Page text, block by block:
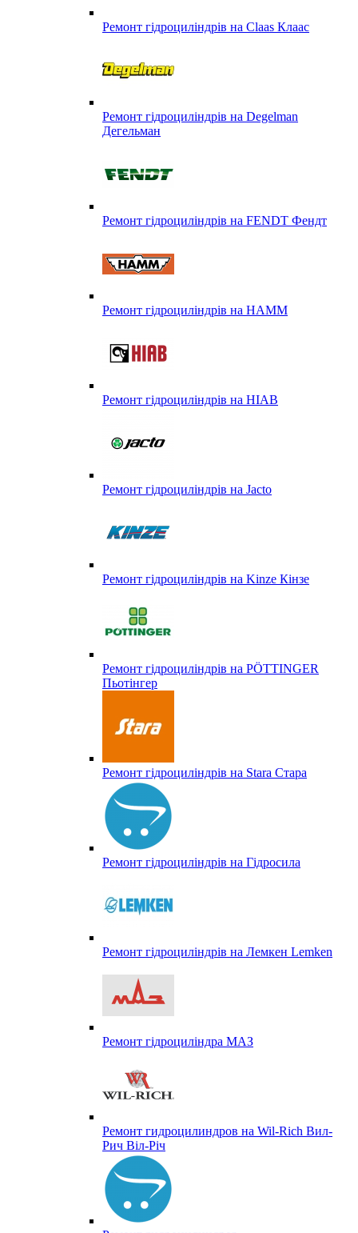
Ремонт гідроциліндрів на Claas Клаас
Ремонт гідроциліндрів на Degelman
Дегельман
Ремонт гідроциліндрів на FENDT Фендт
Ремонт гідроциліндрів на HAMM
Ремонт гідроциліндрів на HIAB
Ремонт гідроциліндрів на Jacto
Ремонт гідроциліндрів на Kinze Кінзе
Ремонт гідроциліндрів на PÖTTINGER
Пьотінгер
Ремонт гідроциліндрів на Stara Стара
Ремонт гідроциліндрів на Гідросила
Ремонт гідроциліндрів на Лемкен Lemken
Ремонт гідроциліндра МАЗ
Ремонт гидроцилиндров на Wil-Rich Вил-
Рич Віл-Річ